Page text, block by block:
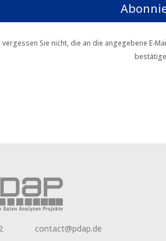
vergessen Sie nicht, die an die angegebene E-
contact@pdap.de